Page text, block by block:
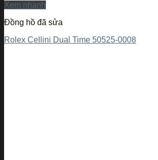
Xem nhanh
Đồng hồ đã sửa
Rolex Cellini Dual Time 50525-0008